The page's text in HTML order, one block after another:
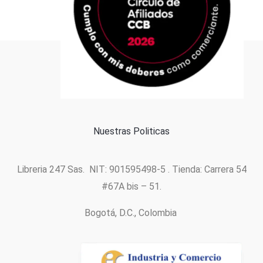
Formas de pago
Nuestras Politicas
Libreria 247 Sas. NIT: 901595498-5 . Tienda: Carrera 54
#67A bis – 51.
Bogotá, D.C., Colombia